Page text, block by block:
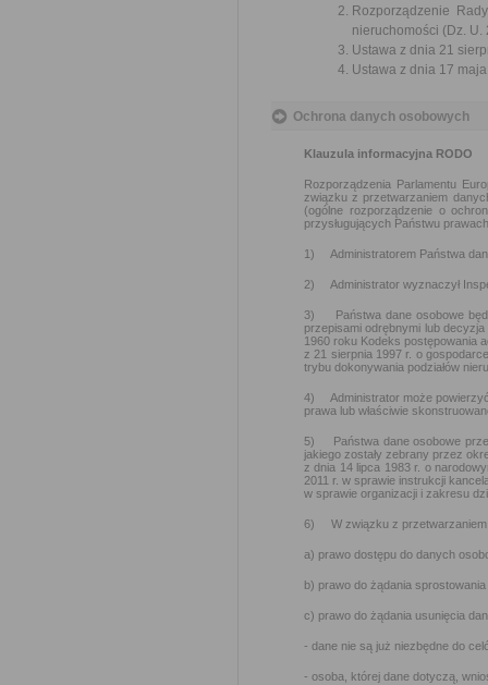
Rozporządzenie
nieruchomości (Dz. U.
Ustawa z dnia 21
Ustawa z dnia 17
Ochrona danych osobowych
Klauzula informacyjna RODO
Rozporządzenia Parlamentu
związku z przetwarzaniem
(ogólne rozporządzenie o
przysługujących Państwu
1) Administratorem Państwa
2) Administrator wyznaczył
3) Państwa dane osobowe będą
przepisami odrębnymi lub
1960 roku Kodeks postępowania
z 21 sierpnia 1997 r. o
trybu dokonywania podziałów
4) Administrator może powierzyć
prawa lub właściwie
5) Państwa dane osobowe
jakiego zostały zebrany przez
z dnia 14 lipca 1983 r. o
2011 r. w sprawie instrukcji
w sprawie organizacji i zakresu
6) W związku z przetwarzaniem
a) prawo dostępu do danych
b) prawo do żądania
c) prawo do żądania usunięcia
- dane nie są już niezbędne do
- osoba, której dane dotyczą,